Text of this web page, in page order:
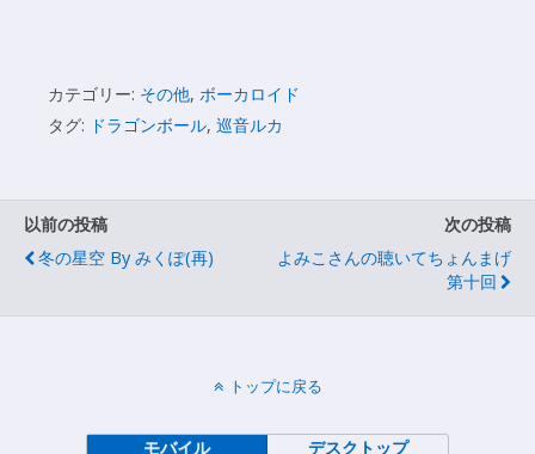
カテゴリー: その他, ボーカロイド
タグ: ドラゴンボール, 巡音ルカ
以前の投稿
冬の星空 By みくぽ(再)
次の投稿
よみこさんの聴いてちょんまげ
第十回
トップに戻る
モバイル デスクトップ